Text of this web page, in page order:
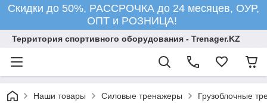
Скидки до 50%, РАССРОЧКА до 24 месяцев, ОУР,
ОПТ и РОЗНИЦА!
Территория спортивного оборудования - Trenager.KZ
Наши товары Силовые тренажеры Грузоблочные